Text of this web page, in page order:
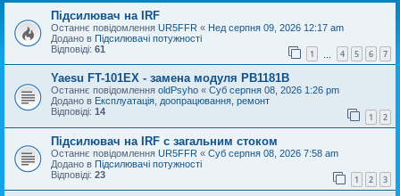
Підсилювач на IRF
Останнє повідомлення UR5FFR « Нед серпня 09, 2026 12:17 am
Додано в Підсилювачі потужності
Відповіді: 61 1 4 5 6 7
Yaesu FT-101EX - замена модуля PB1181B
Останнє повідомлення oldPsyho « Суб серпня 08, 2026 1:26 pm
Додано в Експлуатація, доопрацювання, ремонт
Відповіді: 14 1 2
Підсилювач на IRF с загальним стоком
Останнє повідомлення UR5FFR « Суб серпня 08, 2026 7:58 am
Додано в Підсилювачі потужності
Відповіді: 23 1 2 3